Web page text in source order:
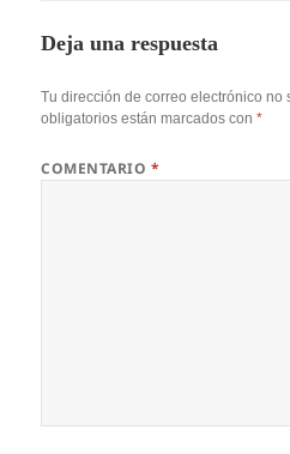
Deja una respuesta
Tu dirección de correo electrónico no
obligatorios están marcados con*
COMENTARIO *